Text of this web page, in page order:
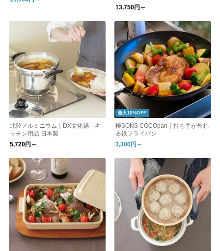
13,750円～
北陸アルミニウム｜DX文化鍋 キ
ッチン用品 日本製
5,720円～
最大10%OFF
極SONS COCOpan｜持ち手が外れ
る鉄フライパン
3,300円～